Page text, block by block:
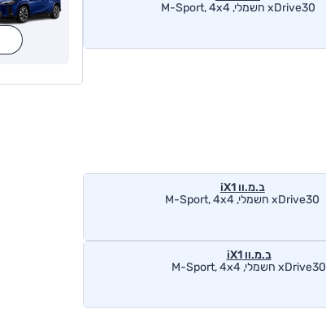
xDrive30 חשמלי, M-Sport, 4x4
ב.מ.וו iX1
xDrive30 חשמלי, M-Sport, 4x4
ב.מ.וו iX1
xDrive30 חשמלי, M-Sport, 4x4